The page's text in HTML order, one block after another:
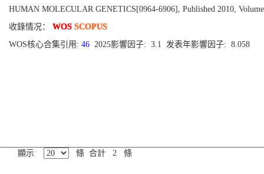
HUMAN MOLECULAR GENETICS[0964-6906], Published 2010, Volume
收錄情况： WOS SCOPUS
WOS核心合集引用: 46 2025影響因子: 3.1 发表年影響因子: 8.058
顯示 條 合計 2 條